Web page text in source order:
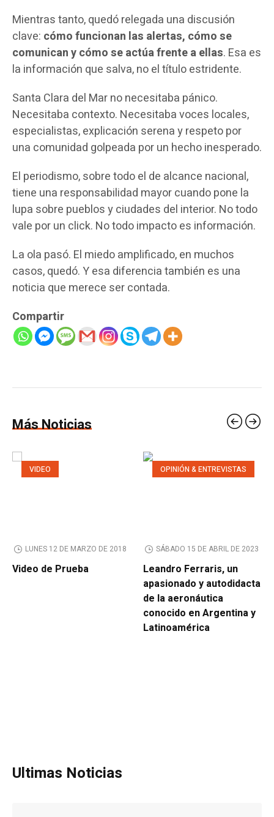
Mientras tanto, quedó relegada una discusión
clave: cómo funcionan las alertas, cómo se
comunican y cómo se actúa frente a ellas. Esa es
la información que salva, no el título estridente.
Santa Clara del Mar no necesitaba pánico.
Necesitaba contexto. Necesitaba voces locales,
especialistas, explicación serena y respeto por
una comunidad golpeada por un hecho inesperado.
El periodismo, sobre todo el de alcance nacional,
tiene una responsabilidad mayor cuando pone la
lupa sobre pueblos y ciudades del interior. No todo
vale por un click. No todo impacto es información.
La ola pasó. El miedo amplificado, en muchos
casos, quedó. Y esa diferencia también es una
noticia que merece ser contada.
Compartir
Más Noticias
VIDEO
LUNES 12 DE MARZO DE 2018
Video de Prueba
OPINIÓN & ENTREVISTAS
SÁBADO 15 DE ABRIL DE 2023
Leandro Ferraris, un
apasionado y autodidacta
de la aeronáutica
conocido en Argentina y
Latinoamérica
Ultimas Noticias